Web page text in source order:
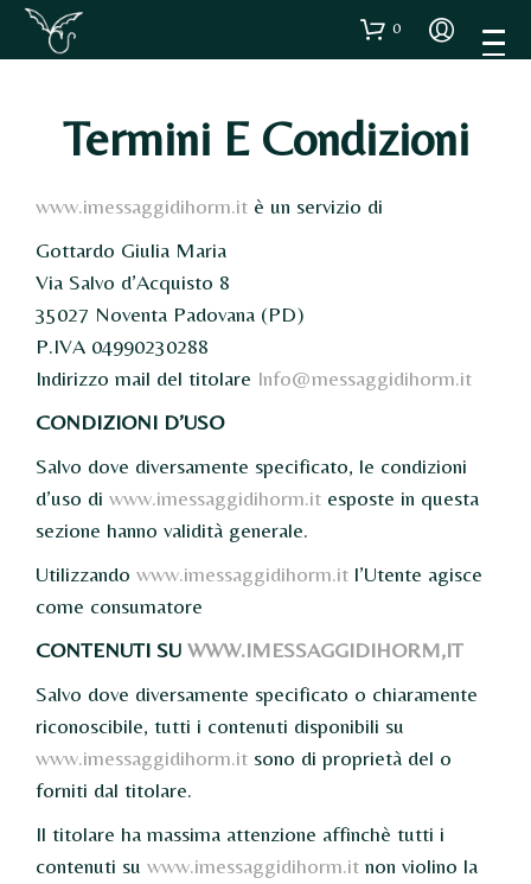
0
Termini E Condizioni
www.imessaggidihorm.it è un servizio di
Gottardo Giulia Maria
Via Salvo d’Acquisto 8
35027 Noventa Padovana (PD)
P.IVA 04990230288
Indirizzo mail del titolare Info@messaggidihorm.it
CONDIZIONI D’USO
Salvo dove diversamente specificato, le condizioni
d’uso di www.imessaggidihorm.it esposte in questa
sezione hanno validità generale.
Utilizzando www.imessaggidihorm.it l’Utente agisce
come consumatore
CONTENUTI SU WWW.IMESSAGGIDIHORM,IT
Salvo dove diversamente specificato o chiaramente
riconoscibile, tutti i contenuti disponibili su
www.imessaggidihorm.it sono di proprietà del o
forniti dal titolare.
Il titolare ha massima attenzione affinchè tutti i
contenuti su www.imessaggidihorm.it non violino la